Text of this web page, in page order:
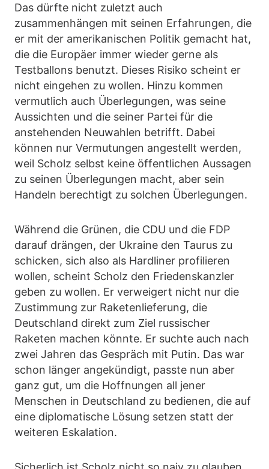
Das dürfte nicht zuletzt auch
zusammenhängen mit seinen Erfahrungen, die
er mit der amerikanischen Politik gemacht hat,
die die Europäer immer wieder gerne als
Testballons benutzt. Dieses Risiko scheint er
nicht eingehen zu wollen. Hinzu kommen
vermutlich auch Überlegungen, was seine
Aussichten und die seiner Partei für die
anstehenden Neuwahlen betrifft. Dabei
können nur Vermutungen angestellt werden,
weil Scholz selbst keine öffentlichen Aussagen
zu seinen Überlegungen macht, aber sein
Handeln berechtigt zu solchen Überlegungen.
Während die Grünen, die CDU und die FDP
darauf drängen, der Ukraine den Taurus zu
schicken, sich also als Hardliner profilieren
wollen, scheint Scholz den Friedenskanzler
geben zu wollen. Er verweigert nicht nur die
Zustimmung zur Raketenlieferung, die
Deutschland direkt zum Ziel russischer
Raketen machen könnte. Er suchte auch nach
zwei Jahren das Gespräch mit Putin. Das war
schon länger angekündigt, passte nun aber
ganz gut, um die Hoffnungen all jener
Menschen in Deutschland zu bedienen, die auf
eine diplomatische Lösung setzen statt der
weiteren Eskalation.